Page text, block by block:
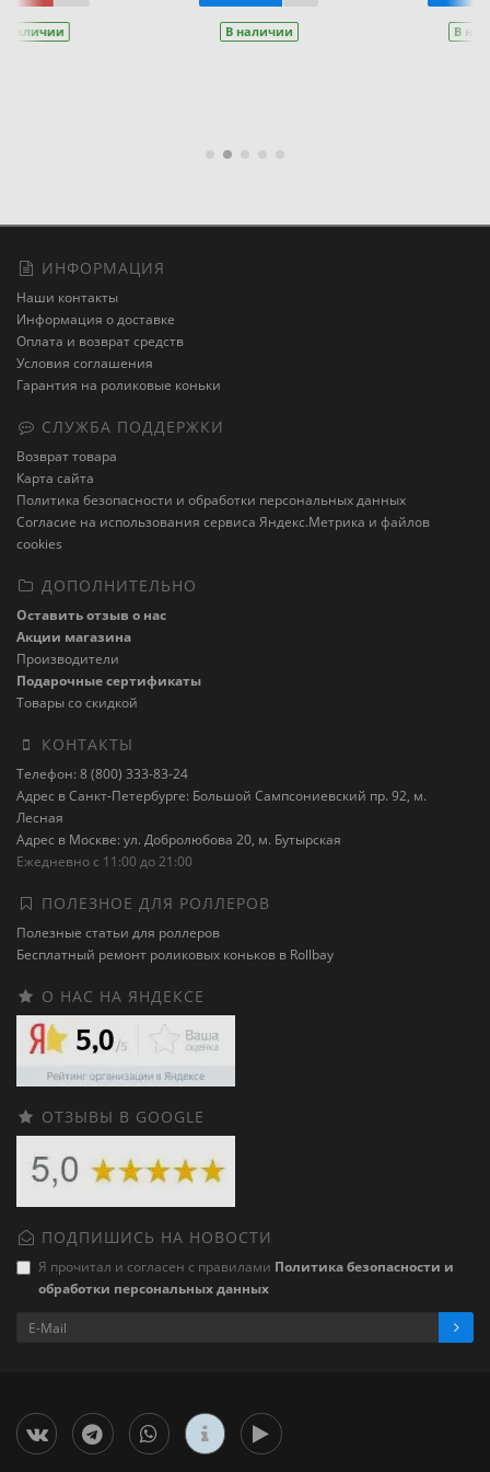
В наличии Купить
ИНФОРМАЦИЯ
Наши контакты
Информация о доставке
Оплата и возврат средств
Условия соглашения
Гарантия на роликовые коньки
СЛУЖБА ПОДДЕРЖКИ
Возврат товара
Карта сайта
Политика безопасности и обработки персональных данных
Cогласие на использования сервиса Яндекс.Метрика и файлов
cookies
ДОПОЛНИТЕЛЬНО
Оставить отзыв о нас
Акции магазина
Производители
Подарочные сертификаты
Товары со скидкой
КОНТАКТЫ
Телефон: 8 (800) 333-83-24
Адрес в Санкт-Петербурге: Большой Сампсониевский пр. 92, м.
Лесная
Адрес в Москве: ул. Добролюбова 20, м. Бутырская
Ежедневно с 11:00 до 21:00
ПОЛЕЗНОЕ ДЛЯ РОЛЛЕРОВ
Полезные статьи для роллеров
Бесплатный ремонт роликовых коньков в Rollbay
О НАС НА ЯНДЕКСЕ
ОТЗЫВЫ В GOOGLE
ПОДПИШИСЬ НА НОВОСТИ
Я прочитал и согласен с правилами Политика безопасности и
обработки персональных данных